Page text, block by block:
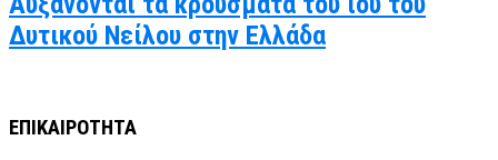
Δυτικού Νείλου στην Ελλάδα
ΕΠΙΚΑΙΡΟΤΗΤΑ